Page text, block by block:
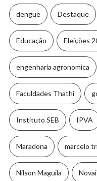
dengue Destaque
Educação Eleições
engenharia agronomica
Faculdades Thathi
Instituto SEB IPVA
Maradona marcelo
Nilson Maguila